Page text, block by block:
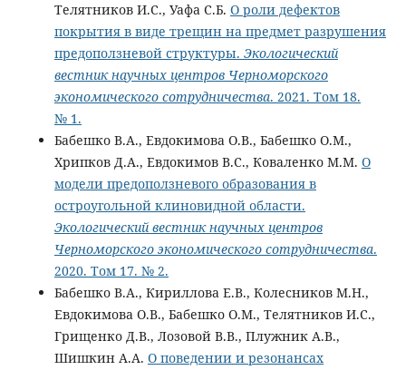
Телятников И.С., Уафа С.Б. О роли дефектов
покрытия в виде трещин на предмет разрушения
предоползневой структуры. Экологический
вестник научных центров Черноморского
экономического сотрудничества. 2021. Том 18.
№ 1.
Бабешко В.А., Евдокимова О.В., Бабешко О.М.,
Хрипков Д.А., Евдокимов В.С., Коваленко М.М. О
модели предоползневого образования в
остроугольной клиновидной области.
Экологический вестник научных центров
Черноморского экономического сотрудничества.
2020. Том 17. № 2.
Бабешко В.А., Кириллова Е.В., Колесников М.Н.,
Евдокимова О.В., Бабешко О.М., Телятников И.С.,
Грищенко Д.В., Лозовой В.В., Плужник А.В.,
Шишкин А.А. О поведении и резонансах